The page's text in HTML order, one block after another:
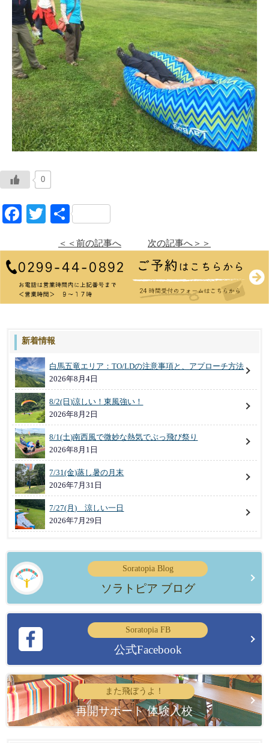
0
Facebook
Twitter
共
＜＜前の記事へ 次の記事へ＞＞
新着情報
白馬五竜エリア：TO/LDの注意事項と、アプローチ方法
2026年8月4日
8/2(日)涼しい！東風強い！
2026年8月2日
8/1(土)南西風で微妙な熱気でぶっ飛び祭り
2026年8月1日
7/31(金)蒸し暑の月末
2026年7月31日
7/27(月) 涼しい一日
2026年7月29日
Soratopia Blog
ソラトピア ブログ
Soratopia FB
公式Facebook
また飛ぼうよ！
再開サポート 体験入校